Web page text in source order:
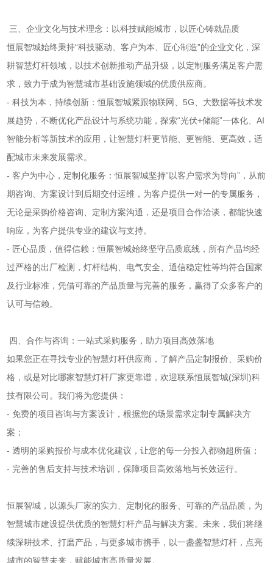
三、企业文化与技术理念：以科技赋能城市，以匠心铸就品质
恒展智城始终秉持“科技驱动、客户为本、匠心制造”的企业文化，深
耕智慧灯杆领域，以技术创新推动产品升级，以定制服务满足客户需
求，致力于成为智慧城市基础设施领域的优质供应商。
- 科技为本，持续创新：恒展智城紧跟物联网、5G、大数据等技术发
展趋势，不断优化产品设计与系统功能，探索“光伏+储能”一体化、AI
智能分析等新技术的应用，让智慧灯杆更节能、更智能、更高效，适
配城市未来发展需求。
- 客户为中心，定制化服务：恒展智城坚持“以客户需求为导向”，从前
期咨询、方案设计到后期交付运维，为客户提供一对一的专属服务，
无论是采购价格咨询、定制方案沟通，还是项目合作洽谈，都能快速
响应，为客户提供专业的建议与支持。
- 匠心品质，值得信赖：恒展智城始终坚守品质底线，所有产品均经
过严格的出厂检测，灯杆结构、电气安全、通信稳定性等均符合国家
及行业标准，凭借可靠的产品质量与完善的服务，赢得了众多客户的
认可与信赖。
四、合作与咨询：一站式采购服务，助力项目高效落地
如果您正在寻找专业的智慧灯杆供应商，了解产品定制报价、采购价
格，或是对比哪家智慧灯杆厂家更靠谱，欢迎联系恒展智城(深圳)科
技有限公司。我们将为您提供：
- 免费的项目咨询与方案设计，根据您的场景需求定制专属解决方
案；
- 透明的采购报价与成本优化建议，让您的每一分投入都物超所值；
- 完善的售后支持与技术培训，保障项目高效落地与长效运行。
恒展智城，以源头厂家的实力、定制化的服务、可靠的产品品质，为
智慧城市建设提供优质的智慧灯杆产品与解决方案。未来，我们将继
续深耕技术、打磨产品，与更多城市携手，以一盏盏智慧灯杆，点亮
城市的智慧未来，赋能城市高质量发展。